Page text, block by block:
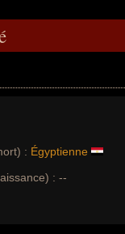
: Égyptienne
: --